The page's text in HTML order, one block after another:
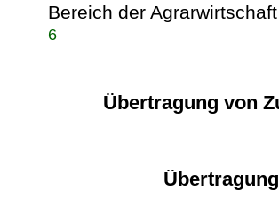
Bereich der
6
Übertragung von